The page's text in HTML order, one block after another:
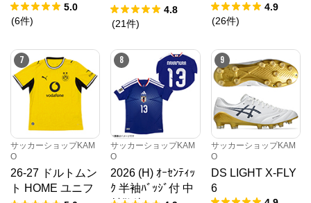
5.0
(6件)
G JAPAN 4.8
(21件)
4.9
(26件)
7
サッカーショップKAM
O
26-27 ドルトムン
ト HOME ユニフ
8
サッカーショップKAM
O
2026 (H) ｵｰｾﾝﾃｨｯ
ｸ 半袖ﾊﾞｯｼﾞ付 中
9
サッカーショップKAM
O
DS LIGHT X-FLY
6